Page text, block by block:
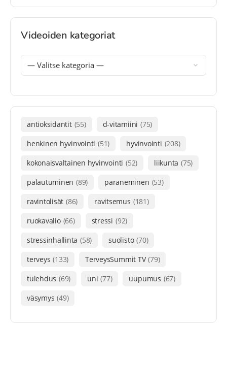
Videoiden kategoriat
antioksidantit (55) d-vitamiini (75)
henkinen hyvinvointi (51) hyvinvointi (208)
kokonaisvaltainen hyvinvointi (52) liikunta (75)
palautuminen (89) paraneminen (53)
ravintolisät (86) ravitsemus (181)
ruokavalio (66) stressi (92)
stressinhallinta (58) suolisto (70)
terveys (133) TerveysSummit TV (79)
tulehdus (69) uni (77) uupumus (67)
väsymys (49)